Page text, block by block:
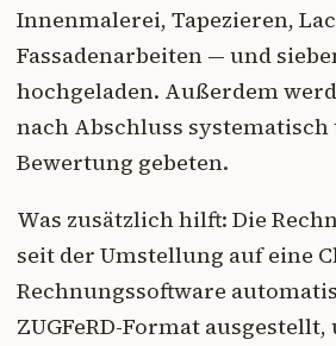
Innenmalerei, Tapezieren,
Fassadenarbeiten — und
hochgeladen. Außerdem
nach Abschluss systematisch
Bewertung gebeten.
Was zusätzlich hilft: Die
seit der Umstellung auf eine
Rechnungssoftware
ZUGFeRD-Format